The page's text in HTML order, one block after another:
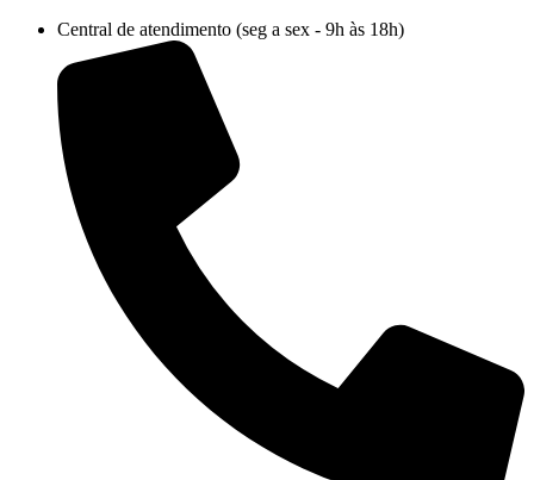
conteúdo
Central de atendimento (seg a sex - 9h às 18h)